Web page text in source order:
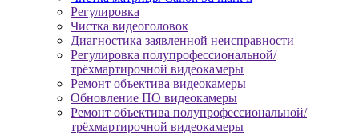
Регулировка
Чистка видеоголовок
Диагностика заявленной неисправности
Регулировка полупрофессиональной/
трёхмартирочной видеокамеры
Ремонт объектива видеокамеры
Обновление ПО видеокамеры
Ремонт объектива полупрофессиональной/
трёхмартирочной видеокамеры